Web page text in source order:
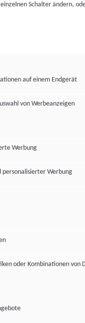
Schalter ändern,
auf einem Endgerät
von Werbeanzeigen
Werbung
personalisierter Werbung
oder Kombinationen von